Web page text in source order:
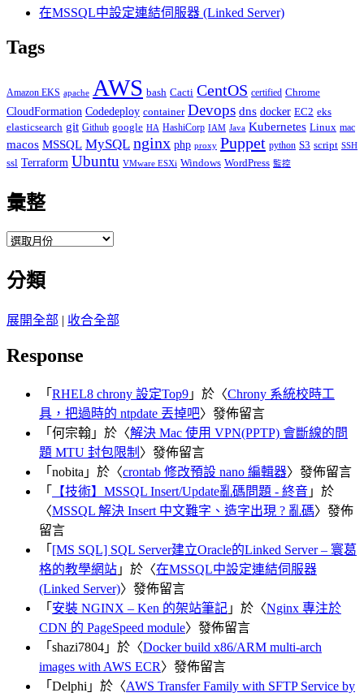
在MSSQL中設定連結伺服器 (Linked Server)
Tags
Amazon EKS apache AWS bash Cacti CentOS certified Chrome
CloudFormation Codedeploy container Devops dns docker EC2 eks
elasticsearch git Github google HA HashiCorp IAM Java Kubernetes Linux mac
macos MSSQL MySQL nginx php proxy Puppet python S3 script SSH
ssl Terraform Ubuntu VMware ESXi Windows WordPress 監控
彙整
彙
分類
展開全部 | 收合全部
Response
「 RHEL8 chrony 設定Top9 」於〈Chrony 系統校時工
具，把過時的 ntpdate 丟掉吧〉發佈留言
「 何宗翰 」於〈解決 Mac 使用 VPN(PPTP) 會斷線的問
題 MTU 封包限制 〉發佈留言
「 nobita 」於〈crontab 修改預設 nano 編輯器〉發佈留言
「
【技術】MSSQL Insert/Update亂碼問題 - 終音 」於
〈MSSQL 解決 Insert 中文難字、造字出現 ? 亂碼〉發佈
留言
「 [MS SQL] SQL Server建立Oracle的Linked Server – 寰葛
格的教學網站 」於〈在MSSQL中設定連結伺服器
(Linked Server)〉發佈留言
「 安裝 NGINX – Ken 的架站筆記 」於〈Nginx 專注於
CDN 的 PageSpeed module〉發佈留言
「 shazi7804 」於〈Docker build x86/ARM multi-arch
images with AWS ECR〉發佈留言
「 Delphi 」於〈AWS Transfer Family with SFTP Service by